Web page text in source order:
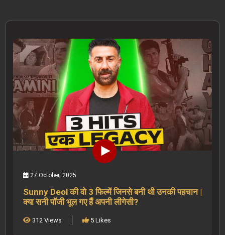
27 October, 2025
Sunny Deol की वो 3 फिल्में जिनसे बनी थी उनकी पहचान |
क्या सनी पॉजी भूल गए हैं अपनी लीगेसी?
312 Views 5 Likes